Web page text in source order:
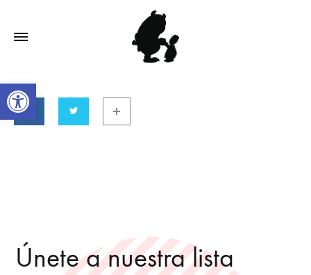
Abrir barra de herramientas
Únete a nuestra lista